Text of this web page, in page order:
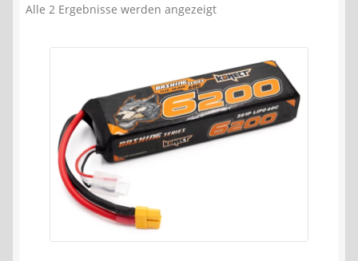
Alle 2 Ergebnisse werden angezeigt